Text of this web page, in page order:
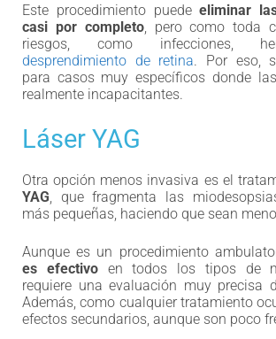
Este procedimiento puedeeliminar
casi por completo, pero como toda
riesgos, como infecciones,
desprendimiento de retina. Por eso,
para casos muy específicos donde
realmente incapacitantes.
Láser YAG
Otra opción menos invasiva es el
YAG, que fragmenta las
más pequeñas, haciendo que sean
Aunque es un procedimiento
es efectivoen todos los tipos de
requiere una evaluación muy precisa
Además, como cualquier tratamiento
efectos secundarios, aunque son poco